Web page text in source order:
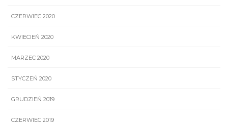
CZERWIEC 2020
KWIECIEŃ 2020
MARZEC 2020
STYCZEŃ 2020
GRUDZIEŃ 2019
CZERWIEC 2019